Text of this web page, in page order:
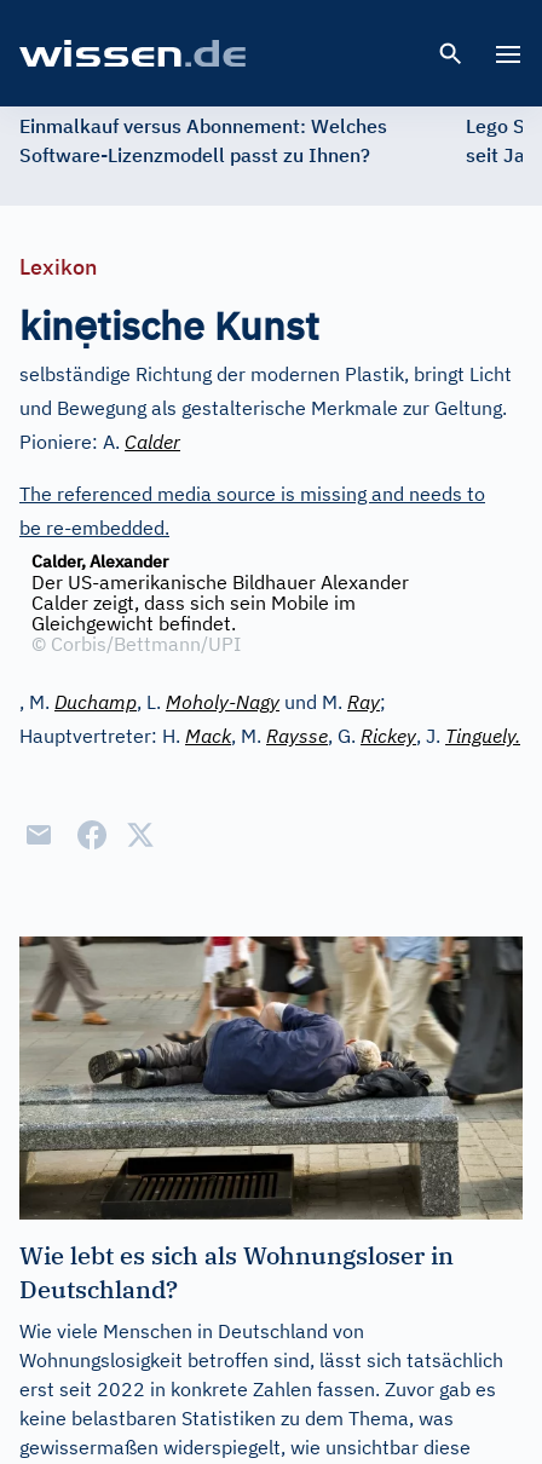
Einmalkauf versus Abonnement: Welches
Software-Lizenzmodell passt zu Ihnen?
Lego
seit
Lexikon
kinẹtische Kunst
selbständige Richtung der modernen Plastik, bringt Licht
und Bewegung als gestalterische Merkmale zur Geltung.
Pioniere: A. Calder
The referenced media source is missing and needs to
be re-embedded.
Calder, Alexander
Der US-amerikanische Bildhauer Alexander
Calder zeigt, dass sich sein Mobile im
Gleichgewicht befindet.
© Corbis/Bettmann/UPI
, M. Duchamp, L. Moholy-Nagy und M. Ray;
Hauptvertreter: H. Mack, M. Raysse, G. Rickey, J. Tinguely.
Wie lebt es sich als Wohnungsloser in
Deutschland?
Wie viele Menschen in Deutschland von
Wohnungslosigkeit betroffen sind, lässt sich tatsächlich
erst seit 2022 in konkrete Zahlen fassen. Zuvor gab es
keine belastbaren Statistiken zu dem Thema, was
gewissermaßen widerspiegelt, wie unsichtbar diese